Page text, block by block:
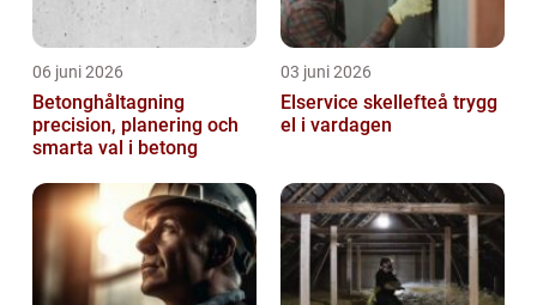
06 juni 2026
Betonghåltagning
precision, planering och
smarta val i betong
03 juni 2026
Elservice skellefteå trygg
el i vardagen